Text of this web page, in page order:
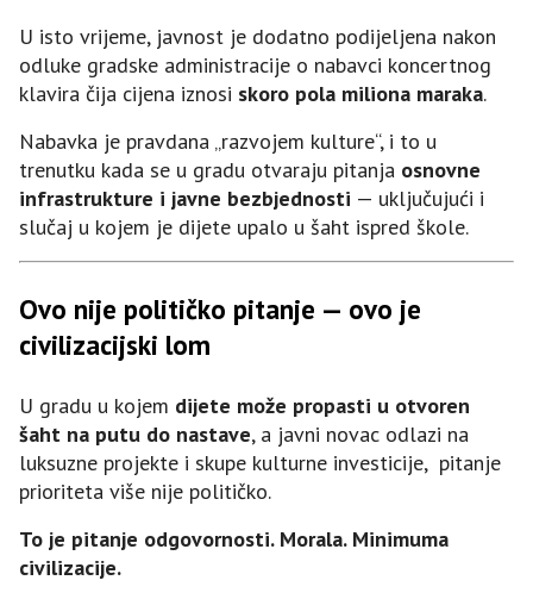
U isto vrijeme, javnost je dodatno podijeljena nakon
odluke gradske administracije o nabavci koncertnog
klavira čija cijena iznosi skoro pola miliona maraka.
Nabavka je pravdana „razvojem kulture“, i to u
trenutku kada se u gradu otvaraju pitanja osnovne
infrastrukture i javne bezbjednosti — uključujući i
slučaj u kojem je dijete upalo u šaht ispred škole.
Ovo nije političko pitanje — ovo je
civilizacijski lom
U gradu u kojem dijete može propasti u otvoren
šaht na putu do nastave, a javni novac odlazi na
luksuzne projekte i skupe kulturne investicije, pitanje
prioriteta više nije političko.
To je pitanje odgovornosti. Morala. Minimuma
civilizacije.